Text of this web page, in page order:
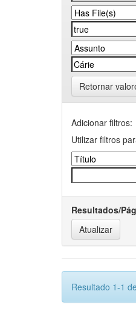
Retornar
Adicionar filtros:
Utilizar filtros
Resultados/
Resultado 1-1